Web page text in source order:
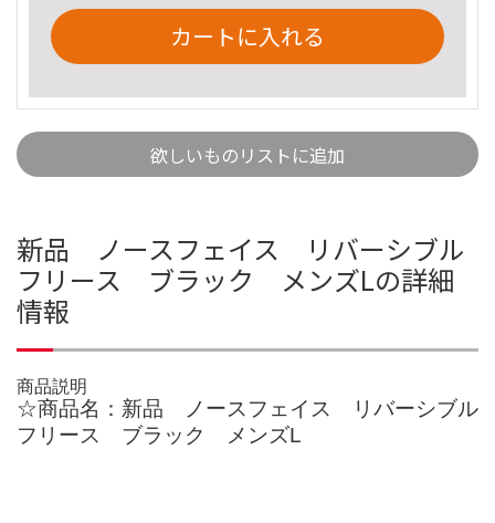
カートに入れる
欲しいものリストに追加
新品 ノースフェイス リバーシブル
フリース ブラック メンズLの詳細
情報
商品説明
☆商品名：新品 ノースフェイス リバーシブル
フリース ブラック メンズL